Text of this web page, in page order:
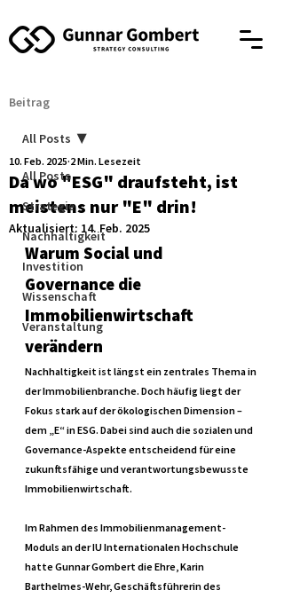
Beitrag
All Posts
Strategie
Nachhaltigkeit
Investition
Wissenschaft
Veranstaltung
All Posts
Da wo "ESG" draufsteht, ist
meistens nur "E" drin!
10. Feb. 2025 2 Min. Lesezeit
Aktualisiert: 14. Feb. 2025
Warum Social und
Governance die
Immobilienwirtschaft
verändern
Nachhaltigkeit ist längst ein zentrales Thema in
der Immobilienbranche. Doch häufig liegt der
Fokus stark auf der ökologischen Dimension –
dem „E“ in ESG. Dabei sind auch die sozialen und
Governance-Aspekte entscheidend für eine
zukunftsfähige und verantwortungsbewusste
Immobilienwirtschaft.
Im Rahmen des Immobilienmanagement-
Moduls an der IU Internationalen Hochschule
hatte Gunnar Gombert die Ehre, Karin
Barthelmes-Wehr, Geschäftsführerin des